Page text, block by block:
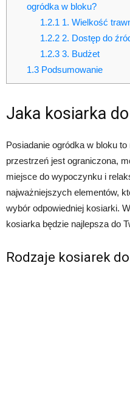
ogródka w bloku?
1.2.1 1. Wielkość
1.2.2 2. Dostęp do
1.2.3 3. Budżet
1.3Podsumowanie
Jaka kosiarka
Posiadanie ogródka w bloku
przestrzeń jest ograniczona,
miejsce do wypoczynku i
najważniejszych elementów,
wybór odpowiedniej kosiarki.
kosiarka będzie najlepsza do
Rodzaje kosiarek